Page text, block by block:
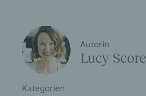
Autorin
Lucy Score
Kategorien